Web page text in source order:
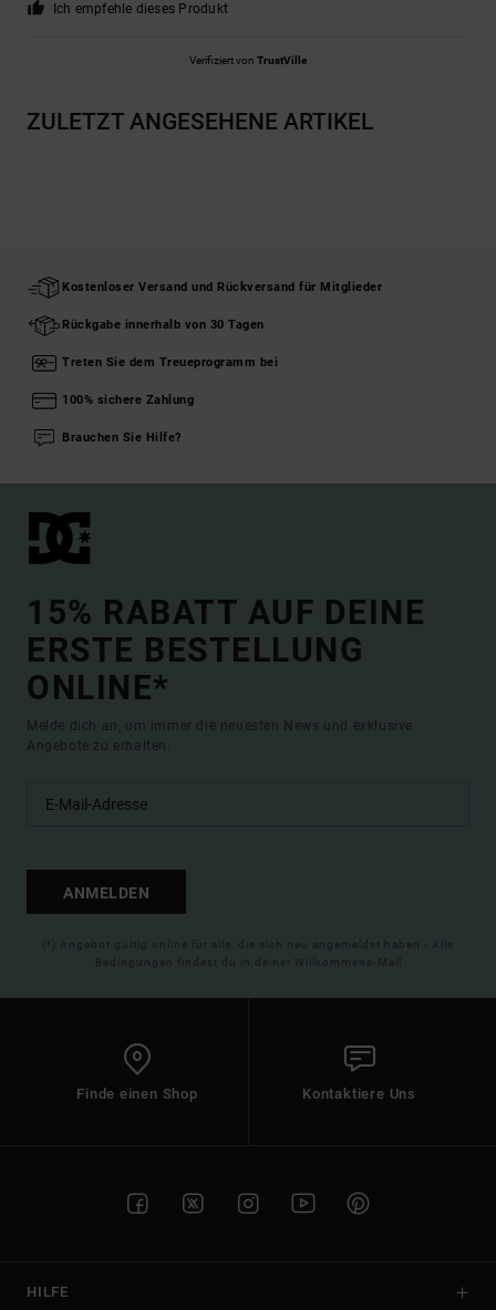
Ich empfehle dieses Produkt
Verifiziert von TrustVille
ZULETZT ANGESEHENE ARTIKEL
Kostenloser Versand und Rückversand für Mitglieder
Rückgabe innerhalb von 30 Tagen
Treten Sie dem Treueprogramm bei
100% sichere Zahlung
Brauchen Sie Hilfe?
15% RABATT AUF DEINE
ERSTE BESTELLUNG
ONLINE*
Melde dich an, um immer die neuesten News und exklusive
Angebote zu erhalten.
ANMELDEN
(*) Angebot gültig online für alle, die sich neu angemeldet haben - Alle
Bedingungen findest du in deiner Willkommens-Mail
Finde einen Shop Kontaktiere Uns
HILFE